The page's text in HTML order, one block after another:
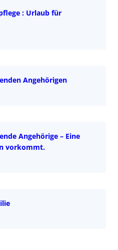
: Urlaub für
Angehörigen
Angehörige – Eine
vorkommt.